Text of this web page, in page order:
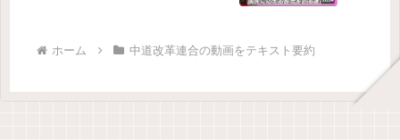
ホーム 中道改革連合の動画をテキスト要約